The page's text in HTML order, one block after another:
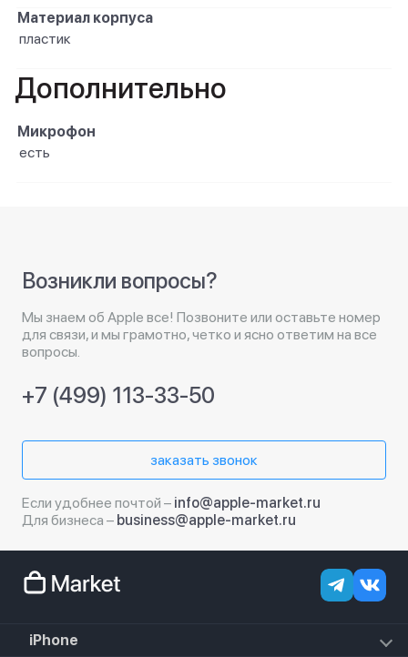
Материал корпуса
пластик
Дополнительно
Микрофон
есть
Возникли вопросы?
Мы знаем об Apple все! Позвоните или оставьте номер
для связи, и мы грамотно, четко и ясно ответим на все
вопросы.
+7 (499) 113-33-50
заказать звонок
Если удобнее почтой – info@apple-market.ru
Для бизнеса – business@apple-market.ru
iPhone